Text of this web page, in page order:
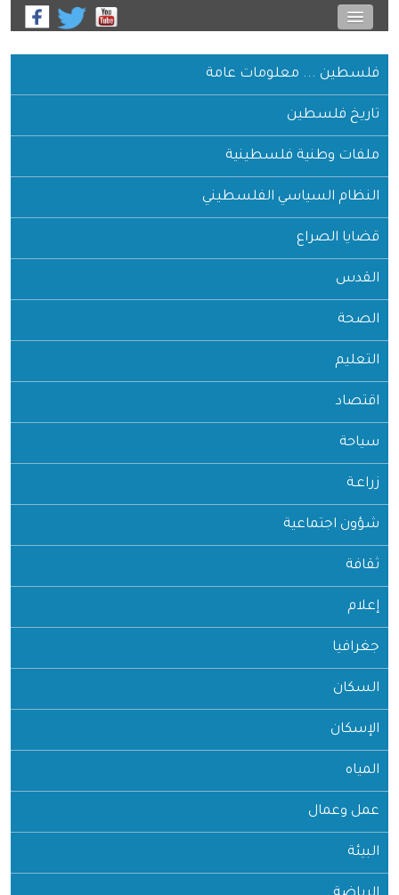
فلسطين ... معلومات عامة
تاريخ فلسطين
ملفات وطنية فلسطينية
النظام السياسي الفلسطيني
قضايا الصراع
القدس
الصحة
التعليم
اقتصاد
سياحة
زراعـة
شؤون اجتماعية
ثقافة
إعلام
جغرافيا
السكان
الإسكان
المياه
عمل وعمال
البيئة